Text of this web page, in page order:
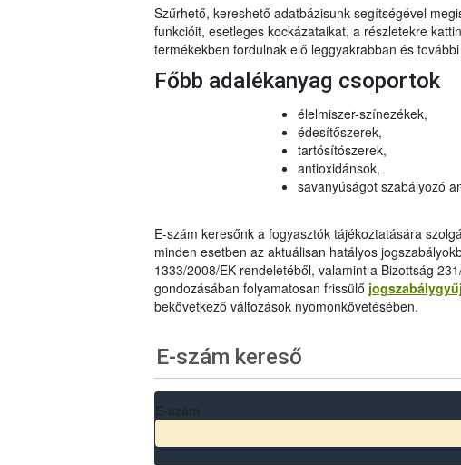
Szűrhető, kereshető adatbázisunk segítségével
funkcióit, esetleges kockázataikat, a részletekre
termékekben fordulnak elő leggyakrabban és
Főbb adalékanyag csoportok
élelmiszer-színezékek,
édesítőszerek,
tartósítószerek,
antioxidánsok,
savanyúságot szabályozó
E-szám keresőnk a fogyasztók tájékoztatására
minden esetben az aktuálisan hatályos
1333/2008/EK rendeletéből, valamint a Bizottság
gondozásában folyamatosan frissülő
bekövetkező változások nyomonkövetésében.
E-szám kereső